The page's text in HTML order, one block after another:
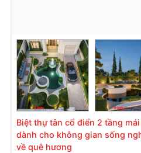
Biệt thự tân cổ điển 2 tầng
dành cho không gian sống
về quê hương